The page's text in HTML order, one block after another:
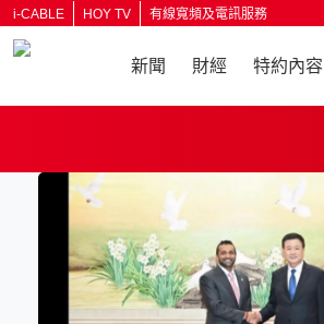
i-CABLE HOY TV 有線寬頻及電訊服務
新聞 財經 特約內容